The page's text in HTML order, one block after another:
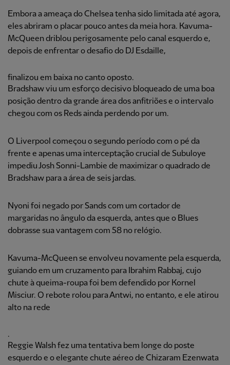
Embora a ameaça do Chelsea tenha sido limitada até agora,
eles abriram o placar pouco antes da meia hora. Kavuma-
McQueen driblou perigosamente pelo canal esquerdo e,
depois de enfrentar o desafio do DJ Esdaille,
finalizou em baixa no canto oposto.
Bradshaw viu um esforço decisivo bloqueado de uma boa
posição dentro da grande área dos anfitriões e o intervalo
chegou com os Reds ainda perdendo por um.
O Liverpool começou o segundo período com o pé da
frente e apenas uma interceptação crucial de Subuloye
impediu Josh Sonni-Lambie de maximizar o quadrado de
Bradshaw para a área de seis jardas.
Nyoni foi negado por Sands com um cortador de
margaridas no ângulo da esquerda, antes que o Blues
dobrasse sua vantagem com 58 no relógio.
Kavuma-McQueen se envolveu novamente pela esquerda,
guiando em um cruzamento para Ibrahim Rabbaj, cujo
chute à queima-roupa foi bem defendido por Kornel
Misciur. O rebote rolou para Antwi, no entanto, e ele atirou
alto na rede
.
Reggie Walsh fez uma tentativa bem longe do poste
esquerdo e o elegante chute aéreo de Chizaram Ezenwata